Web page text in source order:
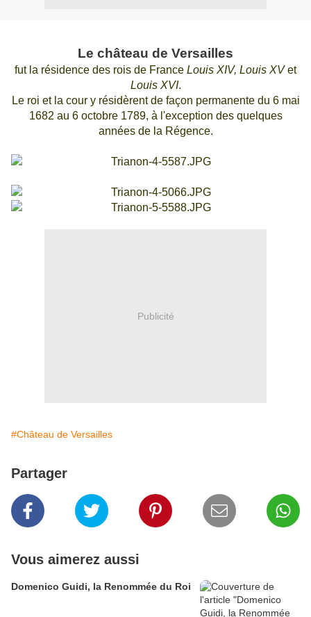
Le château de Versailles
fut la résidence des rois de France Louis XIV, Louis XVet
Louis XVI.
Le roi et la cour y résidèrent de façon permanente du 6 mai
1682 au 6 octobre 1789, à l'exception des quelques
années de la Régence.
Publicité
#Château de Versailles
Partager
Vous aimerez aussi
Domenico Guidi, la Renommée du Roi